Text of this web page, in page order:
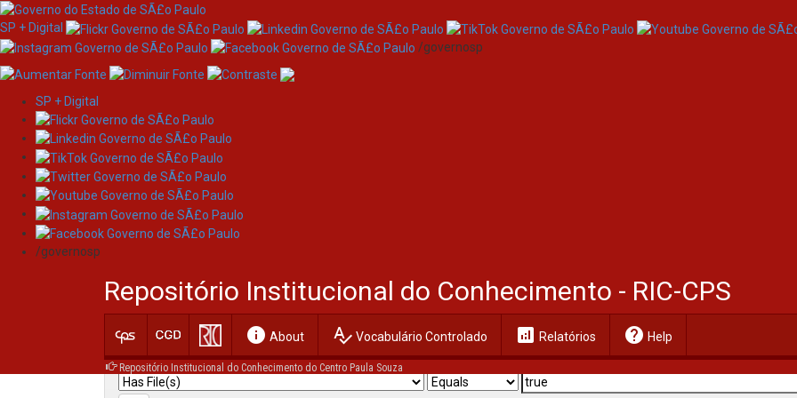
Skip
navigation
SP + Digital
/governosp
SP + Digital
/governosp
Repositório Institucional do Conhecimento - RIC-CPS
info About spellcheck Vocabulário Controlado analytics Relatórios help Help
Repositório Institucional do Conhecimento do Centro Paula Souza
Search
Current filters: